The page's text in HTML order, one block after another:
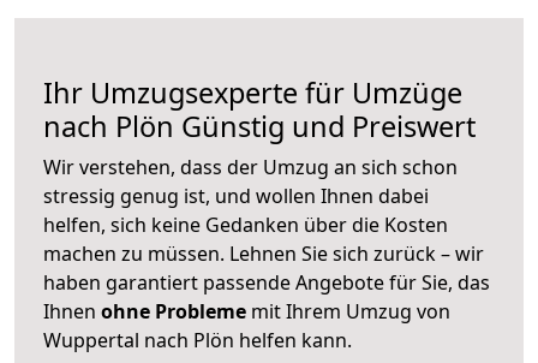
Ihr Umzugsexperte für Umzüge
nach Plön Günstig und Preiswert
Wir verstehen, dass der Umzug an sich schon
stressig genug ist, und wollen Ihnen dabei
helfen, sich keine Gedanken über die Kosten
machen zu müssen. Lehnen Sie sich zurück – wir
haben garantiert passende Angebote für Sie, das
Ihnen ohne Probleme mit Ihrem Umzug von
Wuppertal nach Plön helfen kann.